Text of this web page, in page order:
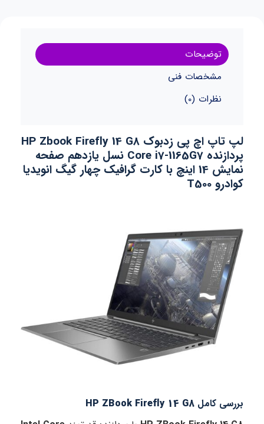
توضیحات
مشخصات فنی
نظرات (0)
لپ تاپ اچ پی زدبوک HP Zbook Firefly 14 G8
پردازنده Core i7-1165G7 نسل یازدهم صفحه
نمایش 14 اینچ با کارت گرافیک چهار گیگ انویدیا
کوادرو T500
بررسی کامل HP ZBook Firefly 14 G8